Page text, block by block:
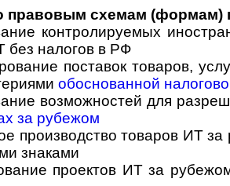
правовым схемам (формам)
контролируемых
без налогов в РФ
поставок товаров,
обоснованной
возможностей для
за рубежом
производство товаров ИТ
знаками
проектов ИТ за